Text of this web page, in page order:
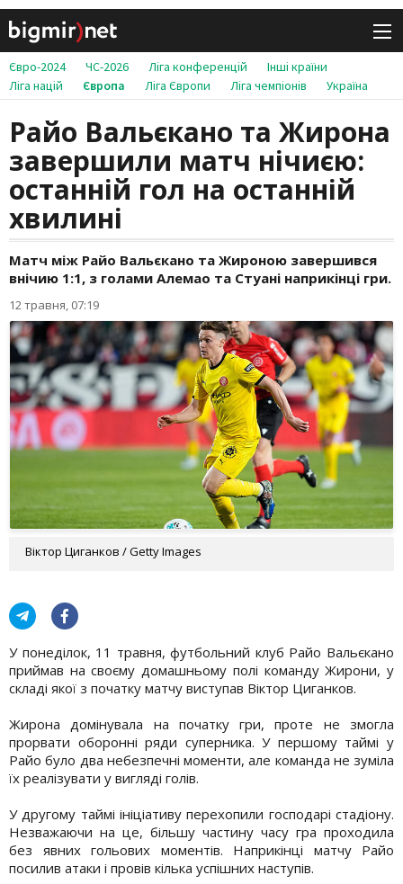
Євро-2024 ЧС-2026 Ліга конференцій
Інші країни
Ліга націй
Європа Ліга Європи Ліга чемпіонів Україна
Райо Вальєкано та Жирона
завершили матч нічиєю:
останній гол на останній
хвилині
Матч між Райо Вальєкано та Жироною завершився
внічию 1:1, з голами Алемао та Стуані наприкінці гри.
12 травня, 07:19
Віктор Циганков / Getty Images
У понеділок, 11 травня, футбольний клуб Райо Вальєкано
приймав на своєму домашньому полі команду Жирони, у
складі якої з початку матчу виступав Віктор Циганков.
Жирона домінувала на початку гри, проте не змогла
прорвати оборонні ряди суперника. У першому таймі у
Райо було два небезпечні моменти, але команда не зуміла
їх реалізувати у вигляді голів.
У другому таймі ініціативу перехопили господарі стадіону.
Незважаючи на це, більшу частину часу гра проходила
без явних гольових моментів. Наприкінці матчу Райо
посилив атаки і провів кілька успішних наступів.